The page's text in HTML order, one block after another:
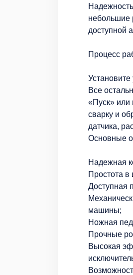
небольшие
доступной
Процесс
Все
«Пуск» или
сварку и
датчика,
Основные
Надежная
Простота в
Доступная
машины;
Ножная
Прочные
Высокая